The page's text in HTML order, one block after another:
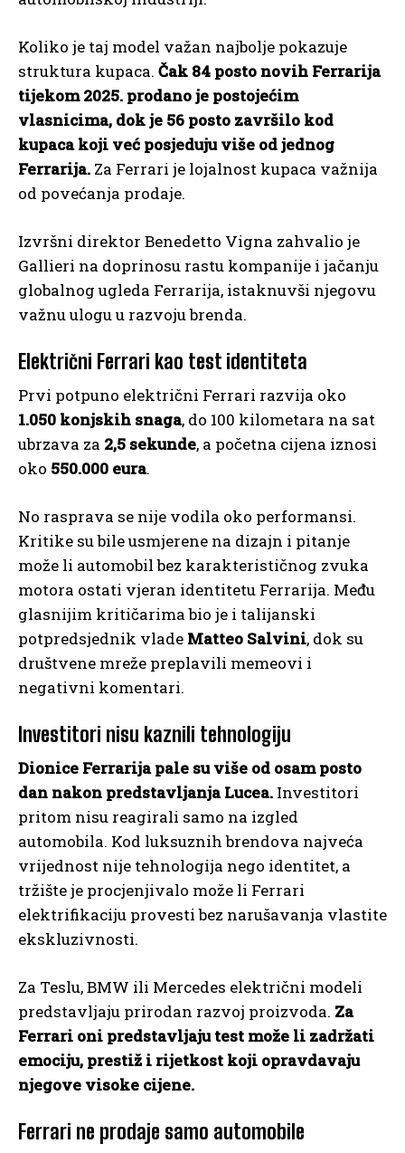
Koliko je taj model važan najbolje pokazuje
struktura kupaca. Čak 84 posto novih Ferrarija
tijekom 2025. prodano je postojećim
vlasnicima, dok je 56 posto završilo kod
kupaca koji već posjeduju više od jednog
Ferrarija. Za Ferrari je lojalnost kupaca važnija
od povećanja prodaje.
Izvršni direktor Benedetto Vigna zahvalio je
Gallieri na doprinosu rastu kompanije i jačanju
globalnog ugleda Ferrarija, istaknuvši njegovu
važnu ulogu u razvoju brenda.
Električni Ferrari kao test identiteta
Prvi potpuno električni Ferrari razvija oko
1.050 konjskih snaga, do 100 kilometara na sat
ubrzava za 2,5 sekunde, a početna cijena iznosi
oko 550.000 eura.
No rasprava se nije vodila oko performansi.
Kritike su bile usmjerene na dizajn i pitanje
može li automobil bez karakterističnog zvuka
motora ostati vjeran identitetu Ferrarija. Među
glasnijim kritičarima bio je i talijanski
potpredsjednik vlade Matteo Salvini, dok su
društvene mreže preplavili memeovi i
negativni komentari.
Investitori nisu kaznili tehnologiju
Dionice Ferrarija pale su više od osam posto
dan nakon predstavljanja Lucea. Investitori
pritom nisu reagirali samo na izgled
automobila. Kod luksuznih brendova najveća
vrijednost nije tehnologija nego identitet, a
tržište je procjenjivalo može li Ferrari
elektrifikaciju provesti bez narušavanja vlastite
ekskluzivnosti.
Za Teslu, BMW ili Mercedes električni modeli
predstavljaju prirodan razvoj proizvoda. Za
Ferrari oni predstavljaju test može li zadržati
emociju, prestiž i rijetkost koji opravdavaju
njegove visoke cijene.
Ferrari ne prodaje samo automobile